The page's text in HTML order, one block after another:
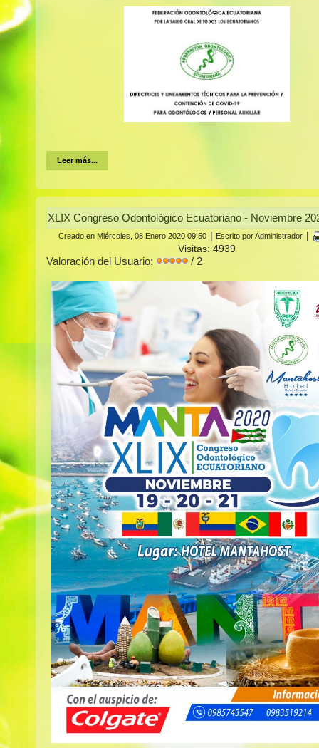
Leer más...
XLIX Congreso Odontológico Ecuatoriano - Noviembre
Creado en Miércoles, 08 Enero 2020 09:50 Escrito por Administrador
Visitas: 4939
Valoración del Usuario: / 2